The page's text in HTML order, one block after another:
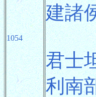
1054
建諸
君士
利南